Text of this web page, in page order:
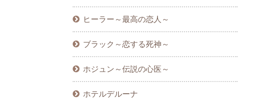
ヒーラー～最高の恋人～
ブラック～恋する死神～
ホジュン～伝説の心医～
ホテルデルーナ